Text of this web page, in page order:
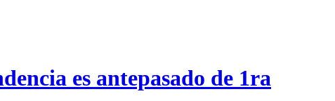
es antepasado de 1ra